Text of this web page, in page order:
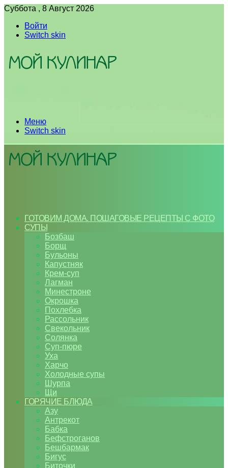
Суббота , 8 Август 2026
Войти
Switch skin
Меню
Switch skin
ГОТОВИМ ДОМА. ПОШАГОВЫЕ РЕЦЕПТЫ С ФОТО
СУПЫ
Бозбаш
Борщ
Бульоны
Капустняк
Крем-суп
Лагман
Минестроне
Окрошка
Похлебка
Рассольник
Свекольник
Солянка
Суп-пюре
Уха
Харчо
Холодные супы
Шурпа
Щи
ГОРЯЧИЕ БЛЮДА
Азу
Антрекот
Бабка
Бефстроганов
Бешбармак
Бигус
Биточки